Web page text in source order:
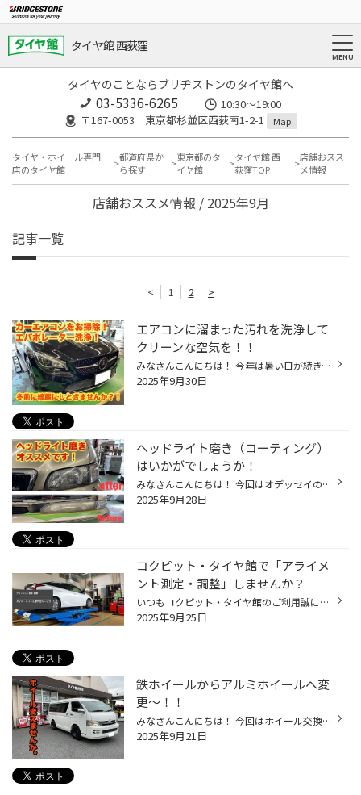
タイヤ館 西荻窪
タイヤのことならブリヂストンのタイヤ館へ
03-5336-6265
10:30～19:00
〒167-0053 東京都杉並区西荻南1-2-1
Map
タイヤ・ホイール専門
店のタイヤ館
都道府県か
ら探す
東京都のタ
イヤ館
タイヤ館 西
荻窪TOP
店舗おスス
メ情報
店舗おススメ情報 / 2025年9月
記事一覧
< 1 2 >
エアコンに溜まった汚れを洗浄して
クリーンな空気を！！
みなさんこんにちは！ 今年は暑い日が続き、エアコンの使用頻度も増えますよね。 カーエアコン異臭のご相談が増えています！ 『エアコンつけたらカビ臭い・埃っぽい』 嫌な匂いを吸わない為に定期的なエバポレーター洗浄がオススメです！ ※車種によっては対応出来ない場合があります、事前にお問い...
2025年9月30日
ヘッドライト磨き（コーティング）
はいかがでしょうか！
みなさんこんにちは！ 今回はオデッセイのヘッドライトを磨かせていただきました！ 磨き前 磨き後 光量や見栄えなど気になる方！ お試しください！！
2025年9月28日
コクピット・タイヤ館で「アライメ
ント測定・調整」しませんか？
いつもコクピット・タイヤ館のご利用誠にありがとうございます。 皆さん、おクルマを運転していて、フラフラしてまっすぐ走らない、ハンドルがぶれる、 まっすぐ走っている時でもハンドルが左右どちらかに傾いている、 カーブで曲がりにくいなどの ご経験はございませんか？ その症状、おクルマの「...
2025年9月25日
鉄ホイールからアルミホイールへ変
更〜！！
みなさんこんにちは！ 今回はホイール交換と合わせてタイヤも取付させて頂きました！ ご来店のきっかけ 鉄ホイールが重い！！ ホイールが錆びてきているからタイヤと合わせて交換したい ↑ ↑ 外観は出来るだけ変えたくない！ ↓ そこで！鉄チン風アルミホイールをご紹介！ 15インチから変えず 鉄から...
2025年9月21日